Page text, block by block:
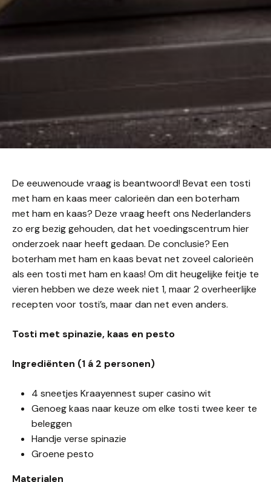
De eeuwenoude vraag is beantwoord! Bevat een tosti
met ham en kaas meer calorieën dan een boterham
met ham en kaas? Deze vraag heeft ons Nederlanders
zo erg bezig gehouden, dat het voedingscentrum hier
onderzoek naar heeft gedaan. De conclusie? Een
boterham met ham en kaas bevat net zoveel calorieën
als een tosti met ham en kaas! Om dit heugelijke feitje te
vieren hebben we deze week niet 1, maar 2 overheerlijke
recepten voor tosti’s, maar dan net even anders.
Tosti met spinazie, kaas en pesto
Ingrediënten (1 á 2 personen)
4 sneetjes Kraayennest super casino wit
Genoeg kaas naar keuze om elke tosti twee keer te
beleggen
Handje verse spinazie
Groene pesto
Materialen